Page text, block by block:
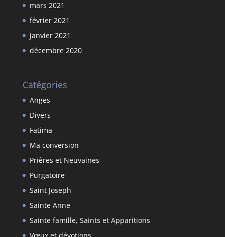
mars 2021
février 2021
janvier 2021
décembre 2020
Catégories
Anges
Divers
Fatima
Ma conversion
Prières et Neuvaines
Purgatoire
Saint Joseph
Sainte Anne
Sainte famille, Saints et Apparitions